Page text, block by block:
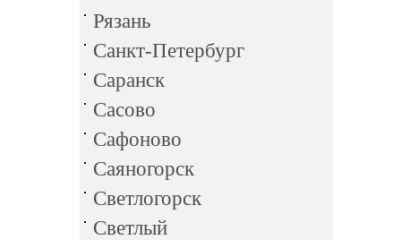
Рязань
Санкт-Петербург
Саранск
Сасово
Сафоново
Саяногорск
Светлогорск
Светлый